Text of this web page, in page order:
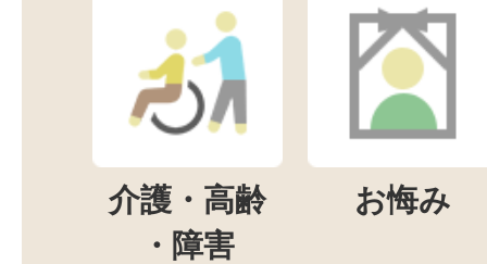
介護・高齢
・障害
お悔み